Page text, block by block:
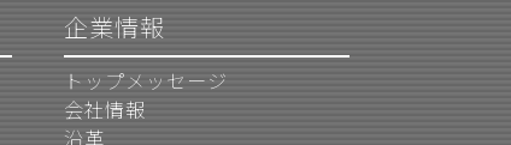
企業情報
トップメッセージ
会社情報